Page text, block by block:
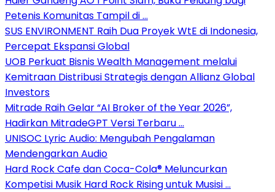
Petenis Komunitas Tampil di …
SUS ENVIRONMENT Raih Dua Proyek WtE di Indonesia,
Percepat Ekspansi Global
UOB Perkuat Bisnis Wealth Management melalui
Kemitraan Distribusi Strategis dengan Allianz Global
Investors
Mitrade Raih Gelar “AI Broker of the Year 2026”,
Hadirkan MitradeGPT Versi Terbaru …
UNISOC Lyric Audio: Mengubah Pengalaman
Mendengarkan Audio
Hard Rock Cafe dan Coca-Cola® Meluncurkan
Kompetisi Musik Hard Rock Rising untuk Musisi …